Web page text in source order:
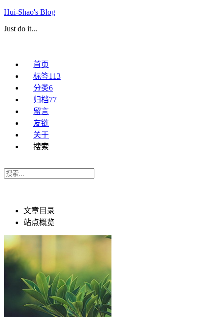
Hui-Shao's Blog
Just do it...
首页
标签113
分类6
归档77
留言
友链
关于
搜索
文章目录
站点概览